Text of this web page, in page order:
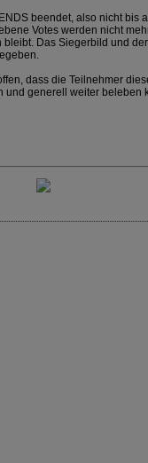
beendet, also nicht bis
Votes werden nicht
Das Siegerbild und
dass die Teilnehmer
und generell weiter beleben